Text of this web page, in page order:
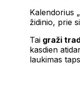
Kalendorius
židinio, prie
Taigraži
kasdien
laukimas